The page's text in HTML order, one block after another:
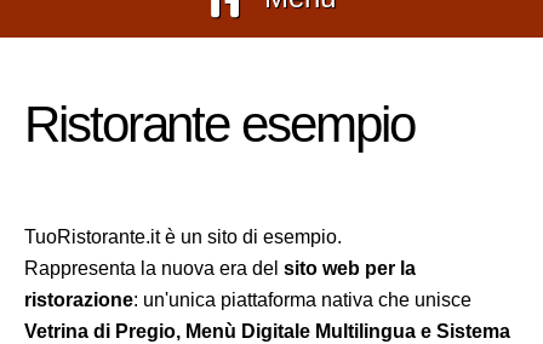
Ristorante esempio
TuoRistorante.it è un sito di esempio.
Rappresenta la nuova era del sito web per la
ristorazione: un'unica piattaforma nativa che unisce
Vetrina di Pregio, Menù Digitale Multilingua e Sistema